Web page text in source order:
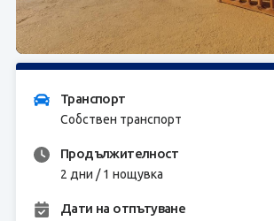
ЗАПИТВАНЕ
Транспорт
Собствен транспорт
Продължителност
2 дни / 1 нощувка
Дати на отпътуване